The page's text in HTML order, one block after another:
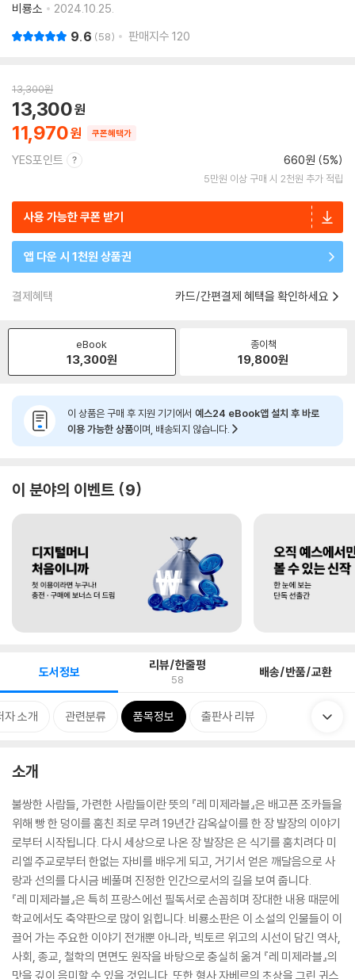
비룡소
2024.10.25.
9.6 58 판매지수 120
13,300원
11,970
13,300
쿠폰혜택가
YES포인트 660원 (5%)
5만원 이상 구매 시 2천원 추가 적립
사용 가능한 쿠폰 받기
앱 다운 시 1천원 상품권
결제혜택 카드/간편결제 혜택을 확인하세요
eBook
13,300원
종이책
19,800원
이 상품은 구매 후 지원 기기에서 예스24 eBook앱 설치 후 바로
이용 가능한 상품이며, 배송되지 않습니다.
이 분야의 이벤트 9
도서정보 리뷰/한줄평
58 배송/반품/교환
자 소개 관련분류 품목정보 출판사 리뷰
소개
불쌍한 사람들, 가련한 사람들이란 뜻의 『레 미제라블』은 배고픈 조카들을
위해 빵 한 덩이를 훔친 죄로 무려 19년간 감옥살이를 한 장 발장의 이야기
로부터 시작됩니다. 다시 세상으로 나온 장 발장은 은 식기를 훔치려다 미
리엘 주교로부터 한없는 자비를 배우게 되고, 거기서 얻은 깨달음으로 사
랑과 선의를 다시금 베풀며 진정한 인간으로서의 길을 보여 줍니다.
『레 미제라블』은 특히 프랑스에선 필독서로 손꼽히며 장대한 내용 때문에
학교에서도 축약판으로 많이 읽힙니다. 비룡소판은 이 소설의 인물들이 이
끌어 가는 주요한 이야기 전개뿐 아니라, 빅토르 위고의 시선이 담긴 역사,
사회, 종교, 철학의 면면도 원작을 바탕으로 충실히 옮겨 『레 미제라블』의
맛을 깊이 음미할 수 있을 것입니다. 또한 형사 자베르의 초상을 그린 귀스